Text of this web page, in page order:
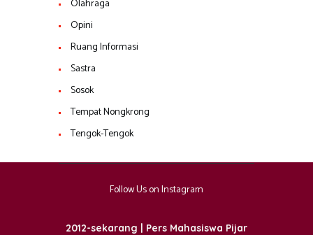
Olahraga
Opini
Ruang Informasi
Sastra
Sosok
Tempat Nongkrong
Tengok-Tengok
Follow Us on Instagram
2012-sekarang | Pers Mahasiswa Pijar